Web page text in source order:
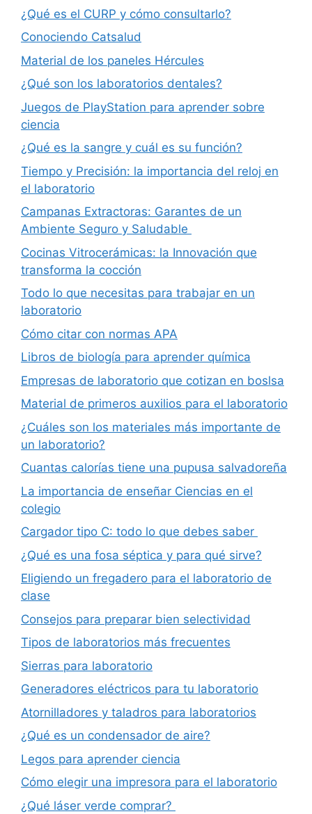
¿Qué es el CURP y cómo consultarlo?
Conociendo Catsalud
Material de los paneles Hércules
¿Qué son los laboratorios dentales?
Juegos de PlayStation para aprender sobre
ciencia
¿Qué es la sangre y cuál es su función?
Tiempo y Precisión: la importancia del reloj en
el laboratorio
Campanas Extractoras: Garantes de un
Ambiente Seguro y Saludable
Cocinas Vitrocerámicas: la Innovación que
transforma la cocción
Todo lo que necesitas para trabajar en un
laboratorio
Cómo citar con normas APA
Libros de biología para aprender química
Empresas de laboratorio que cotizan en boslsa
Material de primeros auxilios para el laboratorio
¿Cuáles son los materiales más importante de
un laboratorio?
Cuantas calorías tiene una pupusa salvadoreña
La importancia de enseñar Ciencias en el
colegio
Cargador tipo C: todo lo que debes saber
¿Qué es una fosa séptica y para qué sirve?
Eligiendo un fregadero para el laboratorio de
clase
Consejos para preparar bien selectividad
Tipos de laboratorios más frecuentes
Sierras para laboratorio
Generadores eléctricos para tu laboratorio
Atornilladores y taladros para laboratorios
¿Qué es un condensador de aire?
Legos para aprender ciencia
Cómo elegir una impresora para el laboratorio
¿Qué láser verde comprar?